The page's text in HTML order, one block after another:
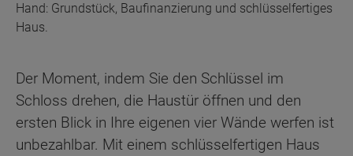
Hand: Grundstück, Baufinanzierung und schlüsselfertiges
Haus.
Der Moment, indem Sie den Schlüssel im
Schloss drehen, die Haustür öffnen und den
ersten Blick in Ihre eigenen vier Wände werfen ist
unbezahlbar. Mit einem schlüsselfertigen Haus